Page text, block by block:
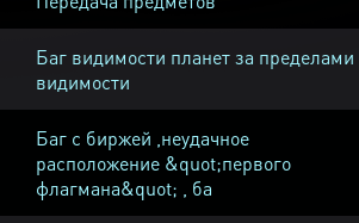
Баг видимости планет за пределами
видимости
Баг с биржей ,неудачное
расположение &quot;первого
флагмана&quot; , ба